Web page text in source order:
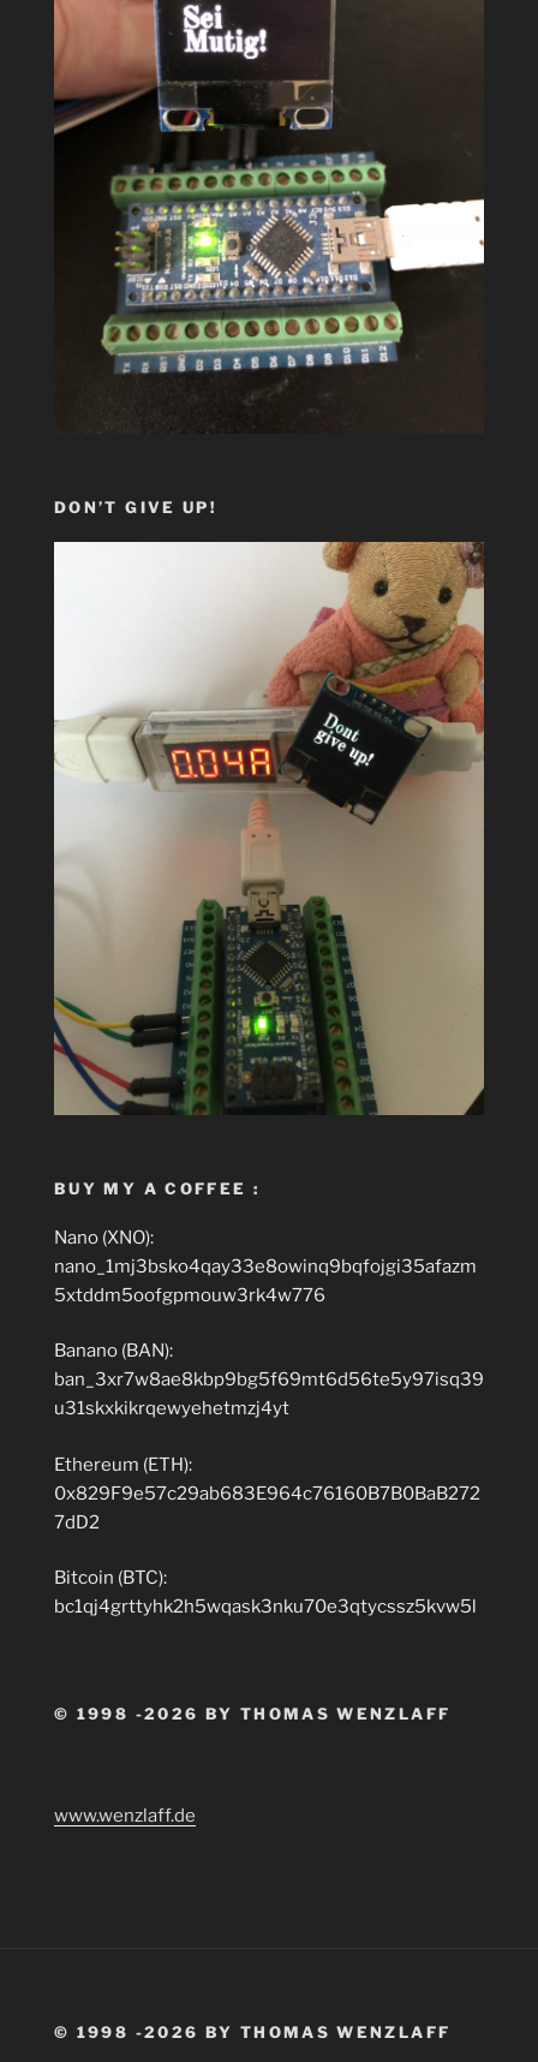
DON’T GIVE UP!
BUY MY A COFFEE :
Nano (XNO):
nano_1mj3bsko4qay33e8owinq9bqfojgi35afazm
5xtddm5oofgpmouw3rk4w776
Banano (BAN):
ban_3xr7w8ae8kbp9bg5f69mt6d56te5y97isq39
u31skxkikrqewyehetmzj4yt
Ethereum (ETH):
0x829F9e57c29ab683E964c76160B7B0BaB272
7dD2
Bitcoin (BTC):
bc1qj4grttyhk2h5wqask3nku70e3qtycssz5kvw5l
© 1998 -2026 BY THOMAS WENZLAFF
www.wenzlaff.de
© 1998 -2026 BY THOMAS WENZLAFF